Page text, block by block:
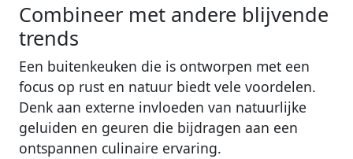
Combineer met andere blijvende
trends
Een buitenkeuken die is ontworpen met een
focus op rust en natuur biedt vele voordelen.
Denk aan externe invloeden van natuurlijke
geluiden en geuren die bijdragen aan een
ontspannen culinaire ervaring.